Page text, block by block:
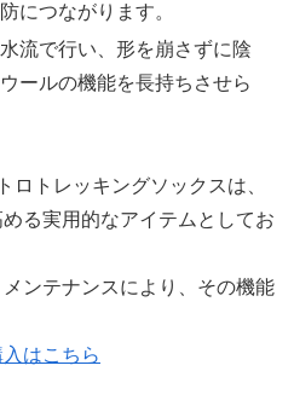
につながります。
流で行い、形を崩さずに陰
ールの機能を長持ちさせら
ロトレッキングソックスは、
る実用的なアイテムとしてお
ンテナンスにより、その機能
はこちら